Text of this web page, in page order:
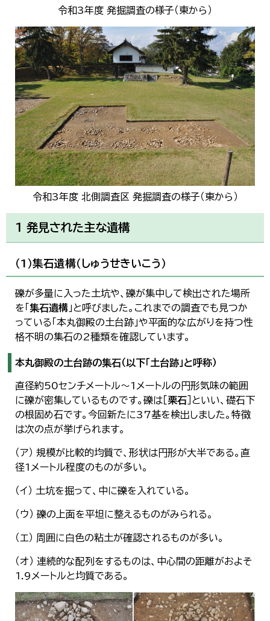
令和3年度 発掘調査の様子（東から）
令和3年度 北側調査区 発掘調査の様子（東から）
1 発見された主な遺構
（1）集石遺構（しゅうせきいこう）
礫が多量に入った土坑や、礫が集中して検出された場所
を「 集石遺構 」と呼びました。これまでの調査でも見つか
っている「本丸御殿の土台跡」や平面的な広がりを持つ性
格不明の集石の2種類を確認しています。
本丸御殿の土台跡の集石（以下「土台跡」と呼称）
直径約50センチメートル～1メートルの円形気味の範囲
に礫が密集しているものです。礫は［ 栗石 ］といい、礎石下
の根固め石です。今回新たに37基を検出しました。特徴
は次の点が挙げられます。
（ア） 規模が比較的均質で、形状は円形が大半である。直
径1メートル程度のものが多い。
（イ） 土坑を掘って、中に礫を入れている。
（ウ） 礫の上面を平坦に整えるものがみられる。
（エ） 周囲に白色の粘土が確認されるものが多い。
（オ） 連続的な配列をするものは、中心間の距離がおよそ
1.9メートルと均質である。